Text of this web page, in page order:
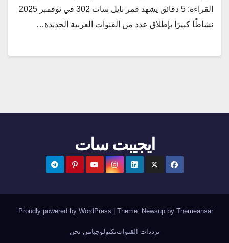
القراءة: 5 دقائق يشهد قمر نايل سات 302 في نوفمبر 2025
نشاطًا كبيرًا بإطلاق عدد من القنوات العربية الجديدة…
ايجيبت سات
Proudly powered by WordPress Theme: Newsupby Themeansar
ترددات القنواتتكنولوجيامن نحن